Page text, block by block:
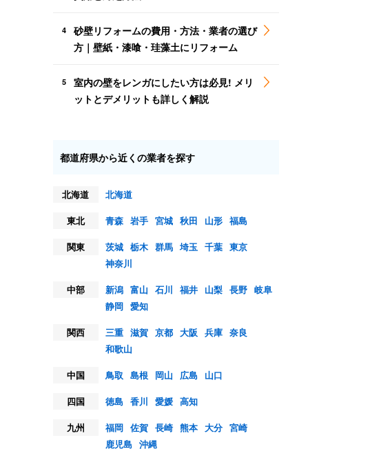
4
砂壁リフォームの費用・方法・業者の選び
方｜壁紙・漆喰・珪藻土にリフォーム
5
室内の壁をレンガにしたい方は必見! メリ
ットとデメリットも詳しく解説
都道府県から近くの業者を探す
北海道
北海道
東北
青森 岩手 宮城 秋田 山形 福島
関東
茨城 栃木 群馬 埼玉 千葉 東京
神奈川
中部
新潟 富山 石川 福井 山梨 長野 岐阜
静岡 愛知
関西
三重 滋賀 京都 大阪 兵庫 奈良
和歌山
中国
鳥取 島根 岡山 広島
山口
四国
徳島 香川 愛媛 高知
九州
福岡 佐賀 長崎 熊本 大分 宮崎
鹿児島 沖縄